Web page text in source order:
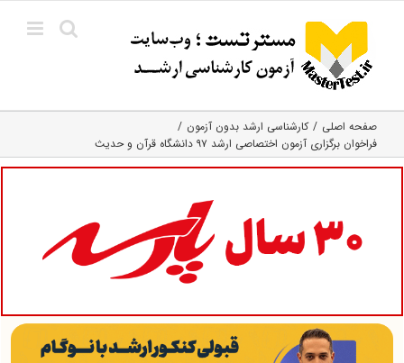
content
صفحه اصلی
کارشناسی ارشد بدون آزمون
فراخوان برگزاری آزمون اختصاصی ارشد ۹۷ دانشگاه قرآن و حدیث